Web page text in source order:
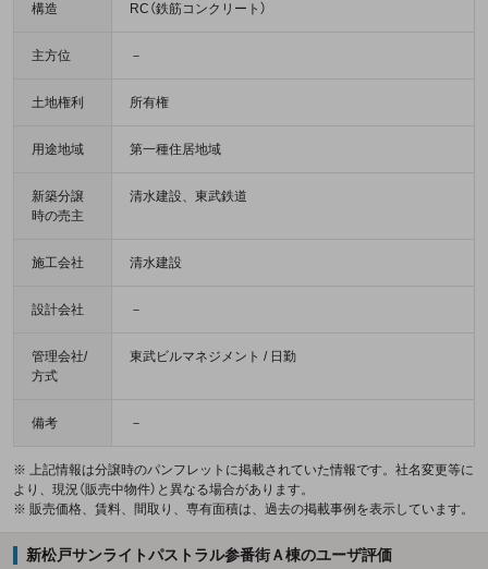
構造 RC（鉄筋コンクリート）
主方位 －
土地権利 所有権
用途地域 第一種住居地域
新築分譲
時の売主
清水建設、東武鉄道
施工会社 清水建設
設計会社 －
管理会社/
方式
東武ビルマネジメント / 日勤
備考 －
※ 上記情報は分譲時のパンフレットに掲載されていた情報です。社名変更等に
より、現況（販売中物件）と異なる場合があります。
※ 販売価格、賃料、間取り、専有面積は、過去の掲載事例を表示しています。
新松戸サンライトパストラル参番街Ａ棟のユーザ評価